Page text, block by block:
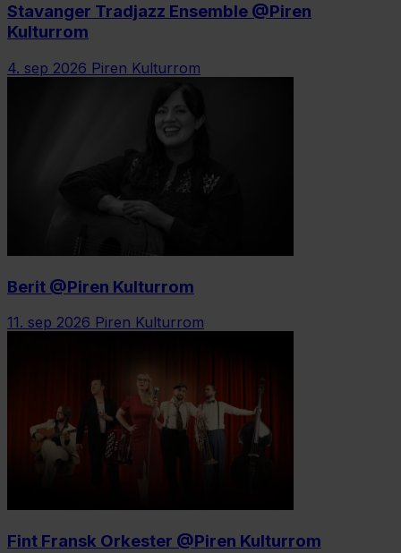
Stavanger Tradjazz Ensemble @Piren
Kulturrom
4. sep 2026 Piren Kulturrom
Berit @Piren Kulturrom
11. sep 2026 Piren Kulturrom
Fint Fransk Orkester @Piren Kulturrom